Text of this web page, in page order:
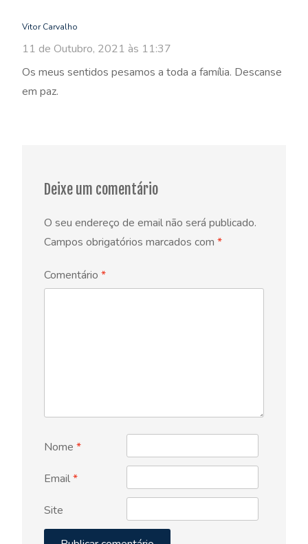
Vitor Carvalho
11 de Outubro, 2021 às 11:37
Os meus sentidos pesamos a toda a família. Descanse
em paz.
Deixe um comentário
O seu endereço de email não será publicado.
Campos obrigatórios marcados com *
Comentário *
Nome *
Email*
Site